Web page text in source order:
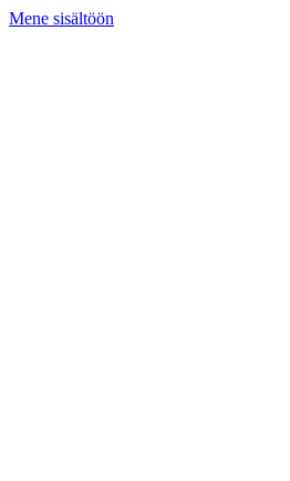
Mene sisältöön